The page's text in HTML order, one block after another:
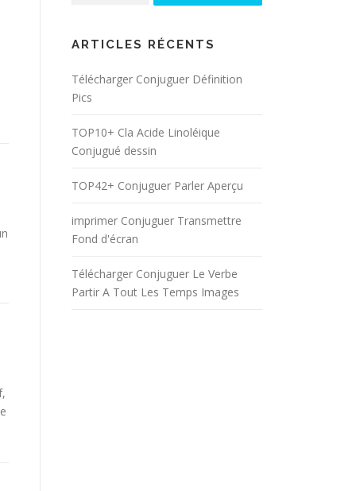
ARTICLES RÉCENTS
Télécharger Conjuguer Définition
Pics
TOP10+ Cla Acide Linoléique
Conjugué dessin
TOP42+ Conjuguer Parler Aperçu
imprimer Conjuguer Transmettre
Fond d'écran
Télécharger Conjuguer Le Verbe
Partir A Tout Les Temps Images